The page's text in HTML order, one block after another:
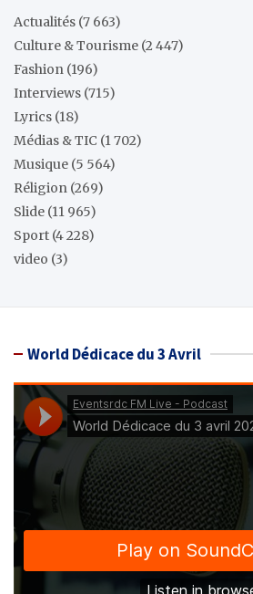
Actualités (7 663)
Culture & Tourisme (2 447)
Fashion (196)
Interviews (715)
Lyrics (18)
Médias & TIC (1 702)
Musique (5 564)
Réligion (269)
Slide (11 965)
Sport (4 228)
video (3)
World Dédicace du 3 Avril